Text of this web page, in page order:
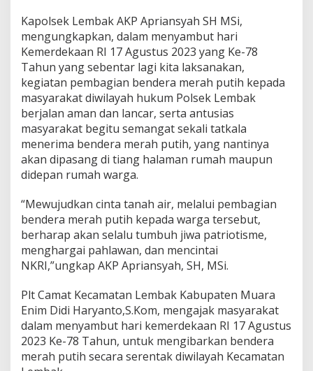
a
d
a
W
a
r
g
a
Kapolsek Lembak AKP Apriansyah SH MSi,
mengungkapkan, dalam menyambut hari
Kemerdekaan RI 17 Agustus 2023 yang Ke-78
Tahun yang sebentar lagi kita laksanakan,
kegiatan pembagian bendera merah putih kepada
masyarakat diwilayah hukum Polsek Lembak
berjalan aman dan lancar, serta antusias
masyarakat begitu semangat sekali tatkala
menerima bendera merah putih, yang nantinya
akan dipasang di tiang halaman rumah maupun
didepan rumah warga.
“Mewujudkan cinta tanah air, melalui pembagian
bendera merah putih kepada warga tersebut,
berharap akan selalu tumbuh jiwa patriotisme,
menghargai pahlawan, dan mencintai
NKRI,”ungkap AKP Apriansyah, SH, MSi.
Plt Camat Kecamatan Lembak Kabupaten Muara
Enim Didi Haryanto,S.Kom, mengajak masyarakat
dalam menyambut hari kemerdekaan RI 17 Agustus
2023 Ke-78 Tahun, untuk mengibarkan bendera
merah putih secara serentak diwilayah Kecamatan